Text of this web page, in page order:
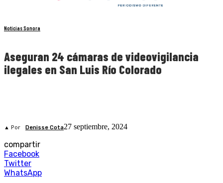
Noticias Sonora
Aseguran 24 cámaras de videovigilancia
ilegales en San Luis Río Colorado
▲ Por Denisse Cota27 septiembre, 2024
compartir
Facebook
Twitter
WhatsApp